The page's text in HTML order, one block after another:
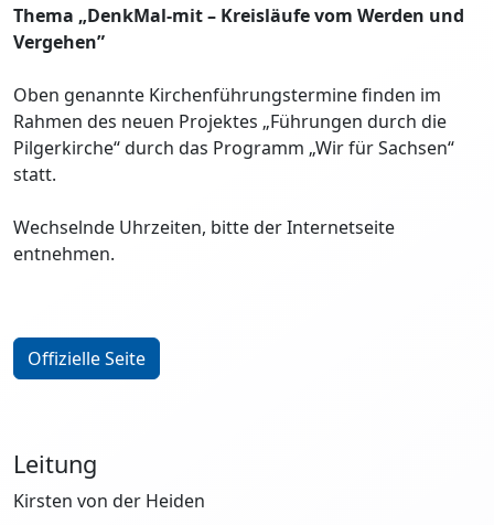
Thema „DenkMal-mit – Kreisläufe vom Werden und
Vergehen”
Oben genannte Kirchenführungstermine finden im
Rahmen des neuen Projektes „Führungen durch die
Pilgerkirche“ durch das Programm „Wir für Sachsen“
statt.
Wechselnde Uhrzeiten, bitte der Internetseite
entnehmen.
Offizielle Seite
Leitung
Kirsten von der Heiden